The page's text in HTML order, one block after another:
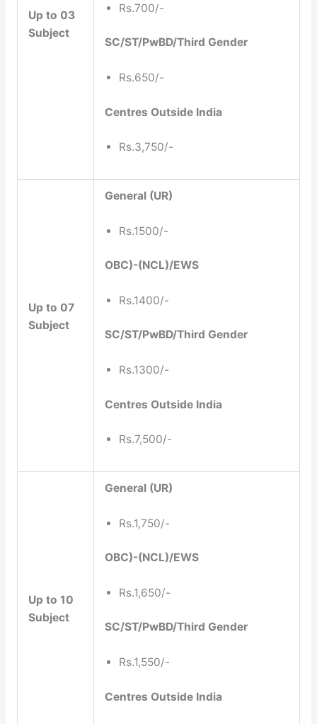
Up to 03
Subject
Rs.700/-
SC/ST/PwBD/Third Gender
Rs.650/-
Centres Outside India
Rs.3,750/-
Up to 07
Subject
General (UR)
Rs.1500/-
OBC)-(NCL)/EWS
Rs.1400/-
SC/ST/PwBD/Third Gender
Rs.1300/-
Centres Outside India
Rs.7,500/-
Up to 10
Subject
General (UR)
Rs.1,750/-
OBC)-(NCL)/EWS
Rs.1,650/-
SC/ST/PwBD/Third Gender
Rs.1,550/-
Centres Outside India